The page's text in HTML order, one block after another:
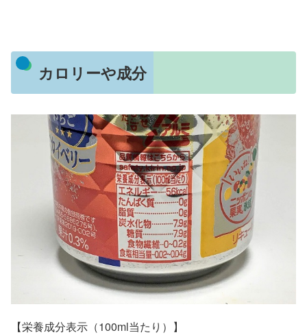
カロリーや成分
【栄養成分表示（100ml当たり）】